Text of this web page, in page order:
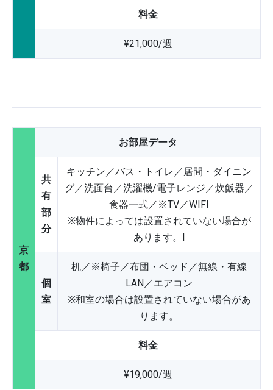
料金
¥21,000/週
京
都
お部屋データ
共
有
部
分
キッチン／バス・トイレ／居間・ダイニン
グ／洗面台／洗濯機/電子レンジ／炊飯器／
食器一式／※TV／WIFI
※物件によっては設置されていない場合が
あります。I
個
室
机／※椅子／布団・ベッド／無線・有線
LAN／エアコン
※和室の場合は設置されていない場合があ
ります。
料金
¥19,000/週